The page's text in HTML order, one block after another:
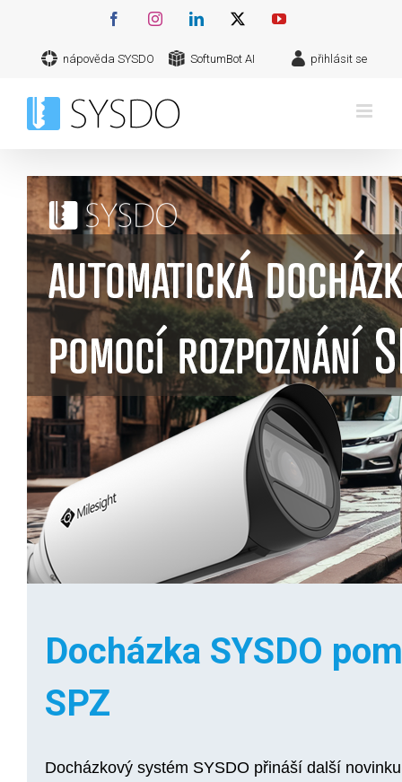
FacebookInstagramLinkedIn YouTube
nápověda SYSDO SoftumBot AI přihlásit se
Docházka SYSDO
SPZ
Docházkový systém SYSDO přináší další